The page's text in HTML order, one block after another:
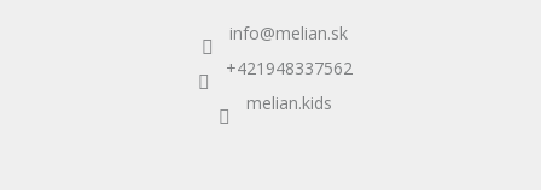
info@melian.sk
+421948337562
melian.kids